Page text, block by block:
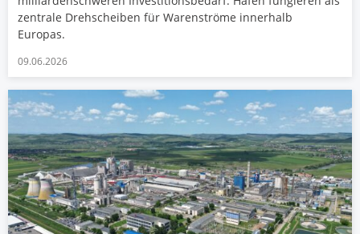
zentrale Drehscheiben für Warenströme innerhalb
Europas.
09.06.2026